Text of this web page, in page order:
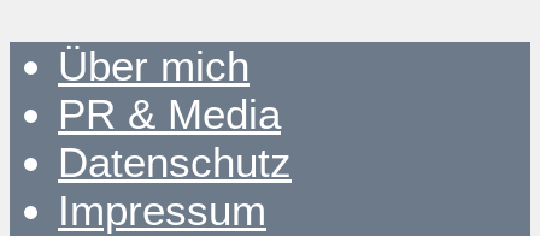
Über mich
PR & Media
Datenschutz
Impressum